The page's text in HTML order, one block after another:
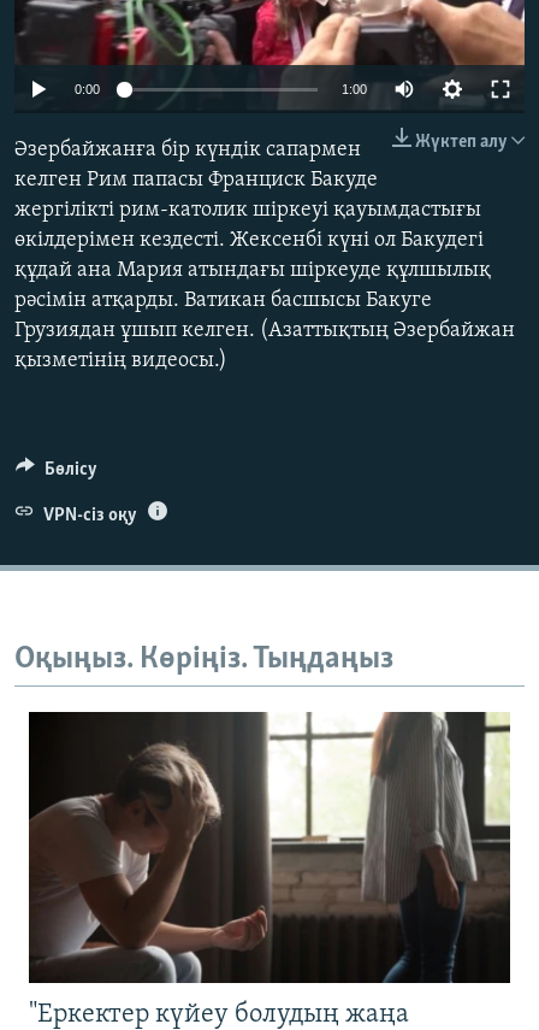
ЖАЗЫЛЫҢЫЗ
Басқа тілдерде
0:00 1:00
Жүктеп алу
Әзербайжанға бір күндік сапармен
келген Рим папасы Франциск Бакуде
жергілікті рим-католик шіркеуі қауымдастығы
өкілдерімен кездесті. Жексенбі күні ол Бакудегі
құдай ана Мария атындағы шіркеуде құлшылық
рәсімін атқарды. Ватикан басшысы Бакуге
Грузиядан ұшып келген. (Азаттықтың Әзербайжан
қызметінің видеосы.)
Бөлісу
VPN-сіз оқу
Оқыңыз. Көріңіз. Тыңдаңыз
"Еркектер күйеу болудың жаңа